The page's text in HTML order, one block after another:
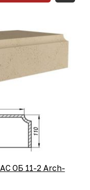
ОБ 11-2 Arch-